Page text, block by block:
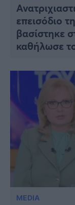
επεισόδιο
βασίστηκε
καθήλωσε
MEDIA